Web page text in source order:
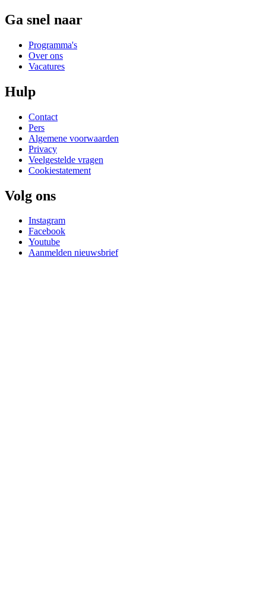
Ga snel naar
Programma's
Over ons
Vacatures
Hulp
Contact
Pers
Algemene voorwaarden
Privacy
Veelgestelde vragen
Cookiestatement
Volg ons
Instagram
Facebook
Youtube
Aanmelden nieuwsbrief